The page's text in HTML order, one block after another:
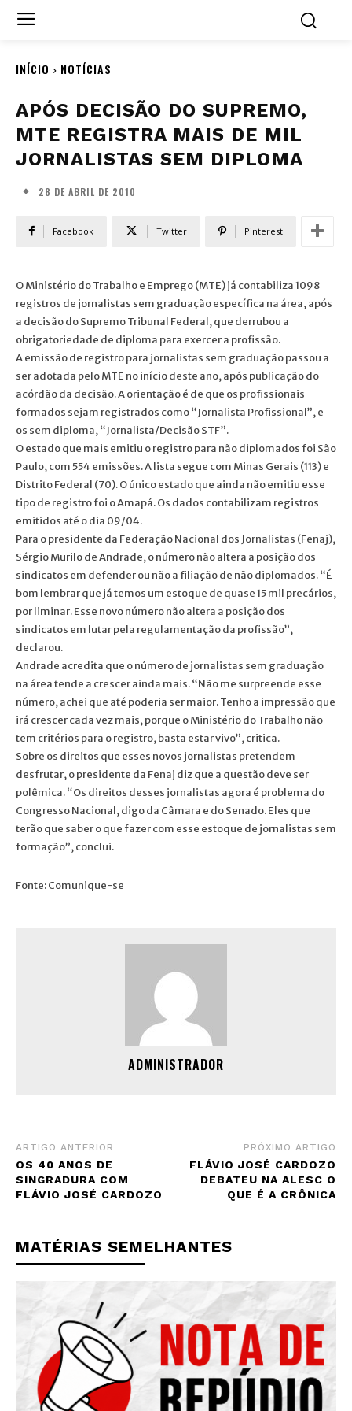
INÍCIO NOTÍCIAS
APÓS DECISÃO DO SUPREMO,
MTE REGISTRA MAIS DE MIL
JORNALISTAS SEM DIPLOMA
28 DE ABRIL DE 2010
Facebook Twitter Pinterest
O Ministério do Trabalho e Emprego (MTE) já contabiliza 1098
registros de jornalistas sem graduação específica na área, após
a decisão do Supremo Tribunal Federal, que derrubou a
obrigatoriedade de diploma para exercer a profissão.
A emissão de registro para jornalistas sem graduação passou a
ser adotada pelo MTE no início deste ano, após publicação do
acórdão da decisão. A orientação é de que os profissionais
formados sejam registrados como “Jornalista Profissional”, e
os sem diploma, “Jornalista/Decisão STF”.
O estado que mais emitiu o registro para não diplomados foi São
Paulo, com 554 emissões. A lista segue com Minas Gerais (113) e
Distrito Federal (70). O único estado que ainda não emitiu esse
tipo de registro foi o Amapá. Os dados contabilizam registros
emitidos até o dia 09/04.
Para o presidente da Federação Nacional dos Jornalistas (Fenaj),
Sérgio Murilo de Andrade, o número não altera a posição dos
sindicatos em defender ou não a filiação de não diplomados. “É
bom lembrar que já temos um estoque de quase 15 mil precários,
por liminar. Esse novo número não altera a posição dos
sindicatos em lutar pela regulamentação da profissão”,
declarou.
Andrade acredita que o número de jornalistas sem graduação
na área tende a crescer ainda mais. “Não me surpreende esse
número, achei que até poderia ser maior. Tenho a impressão que
irá crescer cada vez mais, porque o Ministério do Trabalho não
tem critérios para o registro, basta estar vivo”, critica.
Sobre os direitos que esses novos jornalistas pretendem
desfrutar, o presidente da Fenaj diz que a questão deve ser
polêmica. “Os direitos desses jornalistas agora é problema do
Congresso Nacional, digo da Câmara e do Senado. Eles que
terão que saber o que fazer com esse estoque de jornalistas sem
formação”, conclui.
Fonte: Comunique-se
ADMINISTRADOR
ARTIGO ANTERIOR
OS 40 ANOS DE
SINGRADURA COM
FLÁVIO JOSÉ CARDOZO
PRÓXIMO ARTIGO
FLÁVIO JOSÉ CARDOZO
DEBATEU NA ALESC O
QUE É A CRÔNICA
MATÉRIAS SEMELHANTES